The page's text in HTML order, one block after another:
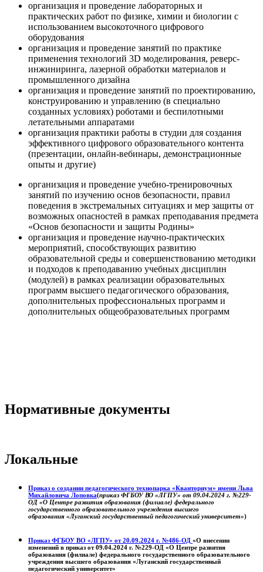
организация и проведение лабораторных и
практических работ по физике, химии и биологии с
использованием высокоточного цифрового
оборудования
организация и проведение занятий по практике
применения технологий 3D моделирования, реверс-
инжиниринга, лазерной обработки материалов и
промышленного дизайна
организация и проведение занятий по проектированию,
конструированию и управлению (в специально
созданных условиях) роботами и беспилотными
летательными аппаратами
организация практики работы в студии для создания
эффективного цифрового образовательного контента
(презентации, онлайн-вебинары, демонстрационные
опыты и другие)
организация и проведение учебно-тренировочных
занятий по изучению основ безопасности, правил
поведения в экстремальных ситуациях и мер защиты от
возможных опасностей в рамках преподавания предмета
«Основ безопасности и защиты Родины»
организация и проведение научно-практических
мероприятий, способствующих развитию
образовательной среды и совершенствованию методики
и подходов к преподаванию учебных дисциплин
(модулей) в рамках реализации образовательных
программ высшего педагогического образования,
дополнительных профессиональных программ и
дополнительных общеобразовательных программ
Нормативные документы
Локальные
Приказ о создании педагогического технопарка «Кванториум» имени Льва
Михайловича Лоповка(приказ ФГБОУ ВО «ЛГПУ» от 09.04.2024 г. №229-
ОД «О Центре развития образования (филиале) федерального
государственного образовательного учреждения высшего
образования «Луганский государственный педагогический университет»)
Приказ ФГБОУ ВО «ЛГПУ» от 20.09.2024 г. №486-ОД «О внесении
изменений в приказ от 09.04.2024 г. №229-ОД «О Центре развития
образования (филиале) федерального государственного образовательного
учреждения высшего образования «Луганский государственный
педагогический университет»